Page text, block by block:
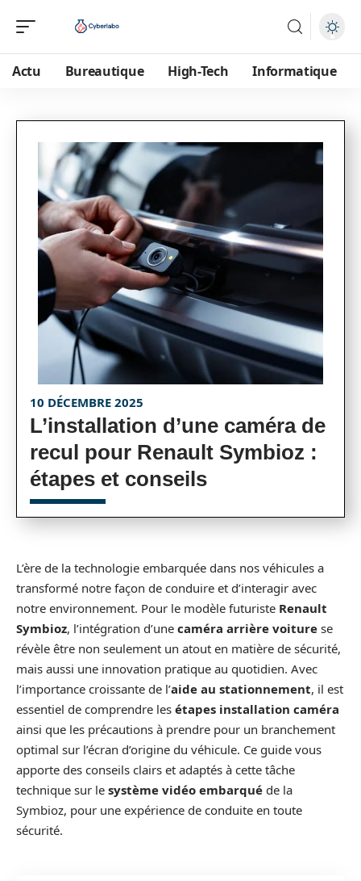
Actu Bureautique High-Tech Informatique
10 DÉCEMBRE 2025
L’installation d’une caméra de
recul pour Renault Symbioz :
étapes et conseils
L’ère de la technologie embarquée dans nos véhicules a
transformé notre façon de conduire et d’interagir avec
notre environnement. Pour le modèle futuriste Renault
Symbioz, l’intégration d’une caméra arrière voiture se
révèle être non seulement un atout en matière de sécurité,
mais aussi une innovation pratique au quotidien. Avec
l’importance croissante de l’aide au stationnement, il est
essentiel de comprendre les étapes installation caméra
ainsi que les précautions à prendre pour un branchement
optimal sur l’écran d’origine du véhicule. Ce guide vous
apporte des conseils clairs et adaptés à cette tâche
technique sur le système vidéo embarqué de la
Symbioz, pour une expérience de conduite en toute
sécurité.